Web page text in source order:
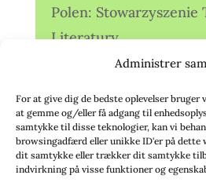
Administrer
For at give dig de bedste oplevelser
at gemme og/eller få adgang til
samtykke til disse teknologier, kan vi
browsingadfærd eller unikke ID'er på dette
dit samtykke eller trækker dit samtykke
indvirkning på visse funktioner og
Polen: Stowarzyszenie
Literatury
Storbritannien:
Association (TA)
Sverige:
Sverige: